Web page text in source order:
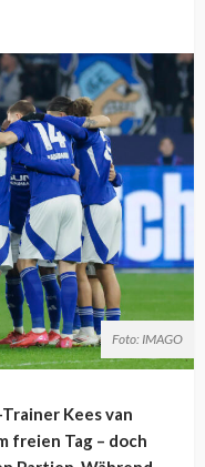
Foto: IMAGO
Kees van
freien Tag – doch